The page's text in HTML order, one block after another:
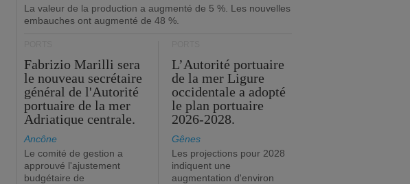
La valeur de la production a augmenté de 5 %. Les nouvelles
embauches ont augmenté de 48 %.
Fabrizio Marilli sera
le nouveau secrétaire
général de l'Autorité
portuaire de la mer
Adriatique centrale.
Ancône
Le comité de gestion a
approuvé l'ajustement
budgétaire de
L’Autorité portuaire
de la mer Ligure
occidentale a adopté
le plan portuaire
2026-2028.
Gênes
Les projections pour 2028
indiquent une
augmentation d'environ